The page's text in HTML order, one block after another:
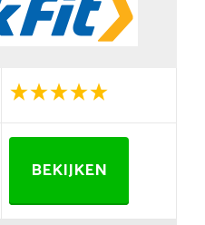
BEKIJKEN